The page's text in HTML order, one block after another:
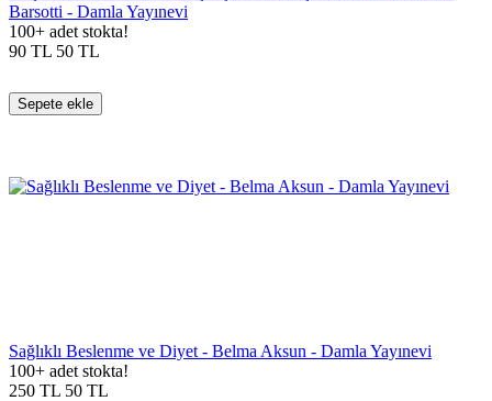
Barsotti - Damla Yayınevi
100+ adet stokta!
90 TL 50 TL
Sepete ekle
Sağlıklı Beslenme ve Diyet - Belma Aksun - Damla Yayınevi
100+ adet stokta!
250 TL 50 TL